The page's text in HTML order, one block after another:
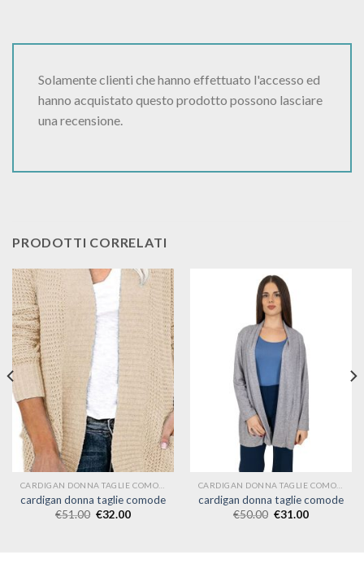
Solamente clienti che hanno effettuato l'accesso ed
hanno acquistato questo prodotto possono lasciare
una recensione.
PRODOTTI CORRELATI
cardigan donna taglie comode
€51.00 €32.00
cardigan donna taglie comode
€50.00 €31.00